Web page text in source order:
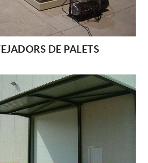
DE PALETS